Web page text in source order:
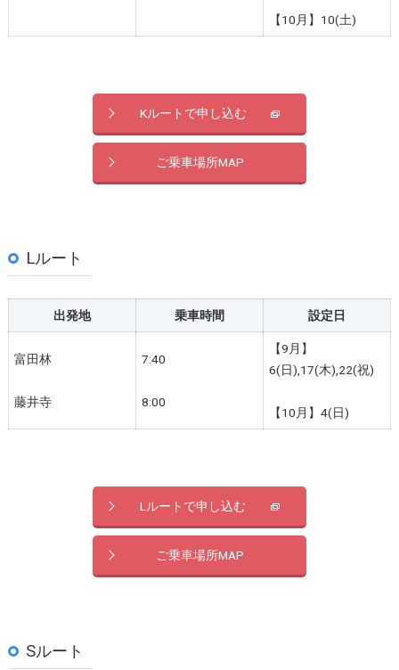
【10月】10(土)
Kルートで申し込む
ご乗車場所MAP
Lルート
出発地 乗車時間 設定日
富田林
藤井寺
7:40
8:00
【9月】
6(日),17(木),22(祝)
【10月】4(日)
Lルートで申し込む
ご乗車場所MAP
Sルート